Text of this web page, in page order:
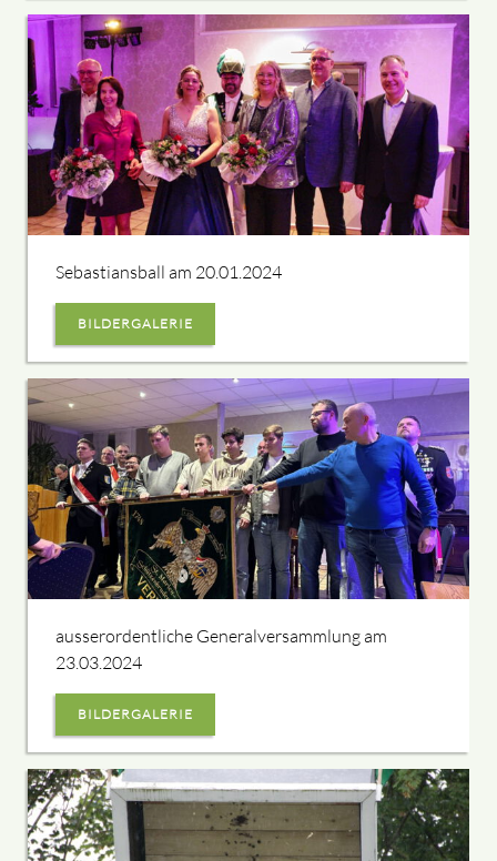
Sebastiansball am 20.01.2024
BILDERGALERIE
ausserordentliche Generalversammlung am
23.03.2024
BILDERGALERIE